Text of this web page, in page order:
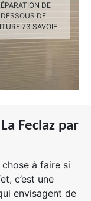
DE
DESSOUS DE
73 SAVOIE
Feclaz par
à faire si
c’est une
envisagent de